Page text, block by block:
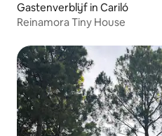
Gastenverblijf in Cariló
Reinamora Tiny House